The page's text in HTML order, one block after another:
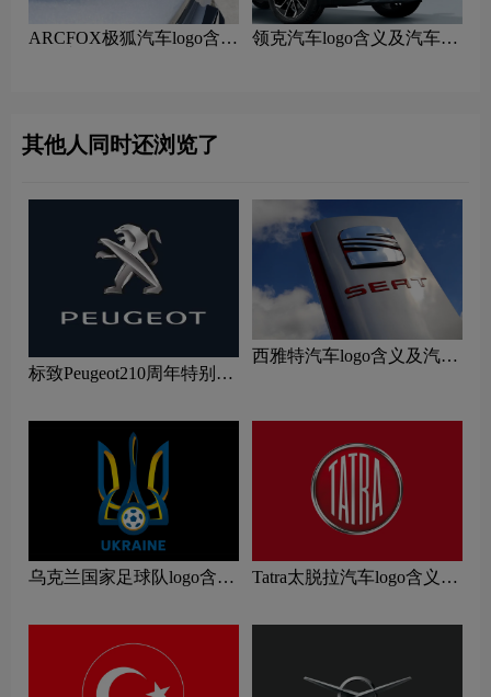
ARCFOX极狐汽车logo含义
领克汽车logo含义及汽车品
其他人同时还浏览了
标致Peugeot210周年特别版
西雅特汽车logo含义及汽车
乌克兰国家足球队logo含义
Tatra太脱拉汽车logo含义及